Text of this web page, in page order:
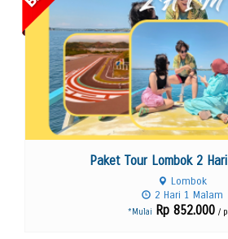
Paket Tour Lombok 2
Lombok
2 Hari 1 Malam
*Mulai Rp 852.000 /